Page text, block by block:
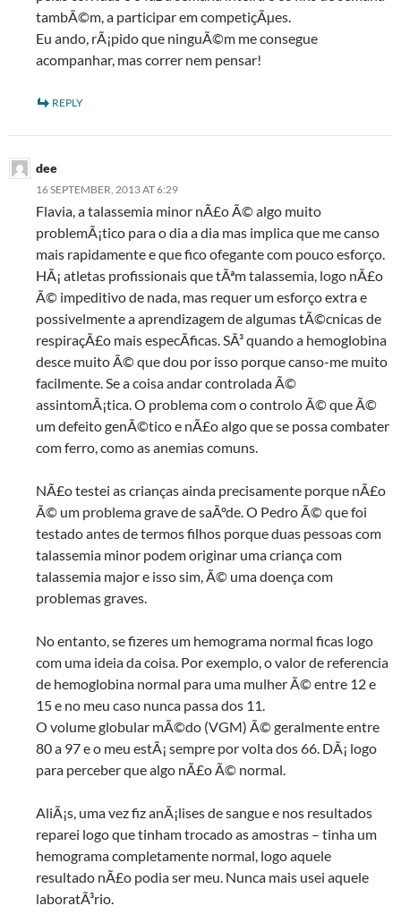
tambÃ©m, a participar em competiçÃµes.
Eu ando, rÃ¡pido que ninguÃ©m me consegue
acompanhar, mas correr nem pensar!
REPLY
dee
16 SEPTEMBER, 2013 AT 6:29
Flavia, a talassemia minor nÃ£o Ã© algo muito
problemÃ¡tico para o dia a dia mas implica que me canso
mais rapidamente e que fico ofegante com pouco esforço.
HÃ¡ atletas profissionais que tÃªm talassemia, logo nÃ£o
Ã© impeditivo de nada, mas requer um esforço extra e
possivelmente a aprendizagem de algumas tÃ©cnicas de
respiraçÃ£o mais especÃ­ficas. SÃ³ quando a hemoglobina
desce muito Ã© que dou por isso porque canso-me muito
facilmente. Se a coisa andar controlada Ã©
assintomÃ¡tica. O problema com o controlo Ã© que Ã©
um defeito genÃ©tico e nÃ£o algo que se possa combater
com ferro, como as anemias comuns.
NÃ£o testei as crianças ainda precisamente porque nÃ£o
Ã© um problema grave de saÃºde. O Pedro Ã© que foi
testado antes de termos filhos porque duas pessoas com
talassemia minor podem originar uma criança com
talassemia major e isso sim, Ã© uma doença com
problemas graves.
No entanto, se fizeres um hemograma normal ficas logo
com uma ideia da coisa. Por exemplo, o valor de referencia
de hemoglobina normal para uma mulher Ã© entre 12 e
15 e no meu caso nunca passa dos 11.
O volume globular mÃ©do (VGM) Ã© geralmente entre
80 a 97 e o meu estÃ¡ sempre por volta dos 66. DÃ¡ logo
para perceber que algo nÃ£o Ã© normal.
AliÃ¡s, uma vez fiz anÃ¡lises de sangue e nos resultados
reparei logo que tinham trocado as amostras – tinha um
hemograma completamente normal, logo aquele
resultado nÃ£o podia ser meu. Nunca mais usei aquele
laboratÃ³rio.